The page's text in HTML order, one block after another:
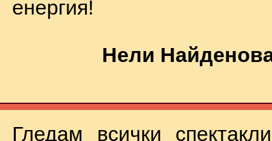
енергия!
Нели
Гледам всички